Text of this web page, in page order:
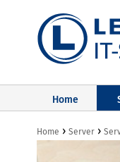
Home
Home › Server ›